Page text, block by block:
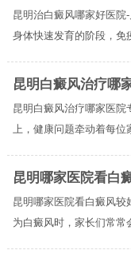
昆明治白癜风哪家好医
身体快速发育的阶段，免
昆明白癜风治疗哪
昆明白癜风治疗哪家医
上，健康问题牵动着每位
昆明哪家医院看白
昆明哪家医院看白癜风
为白癜风时，家长们常常